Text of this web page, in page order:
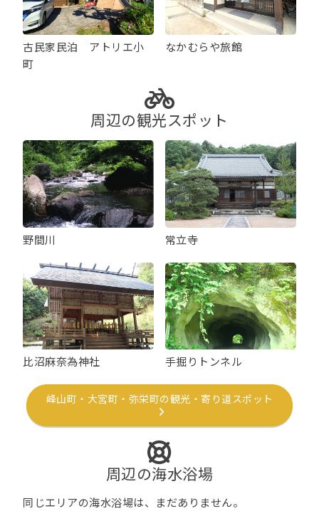
古民家民泊 アトリエ小
町
なかむらや旅館
周辺の観光スポット
野間川 常立寺
比沼麻奈為神社 手掘りトンネル
峰山町・大宮町・弥栄町の観光・寄り道スポット
周辺の海水浴場
同じエリアの海水浴場は、まだありません。